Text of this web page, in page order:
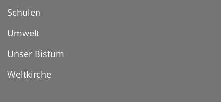
Schulen
Umwelt
Unser Bistum
Weltkirche